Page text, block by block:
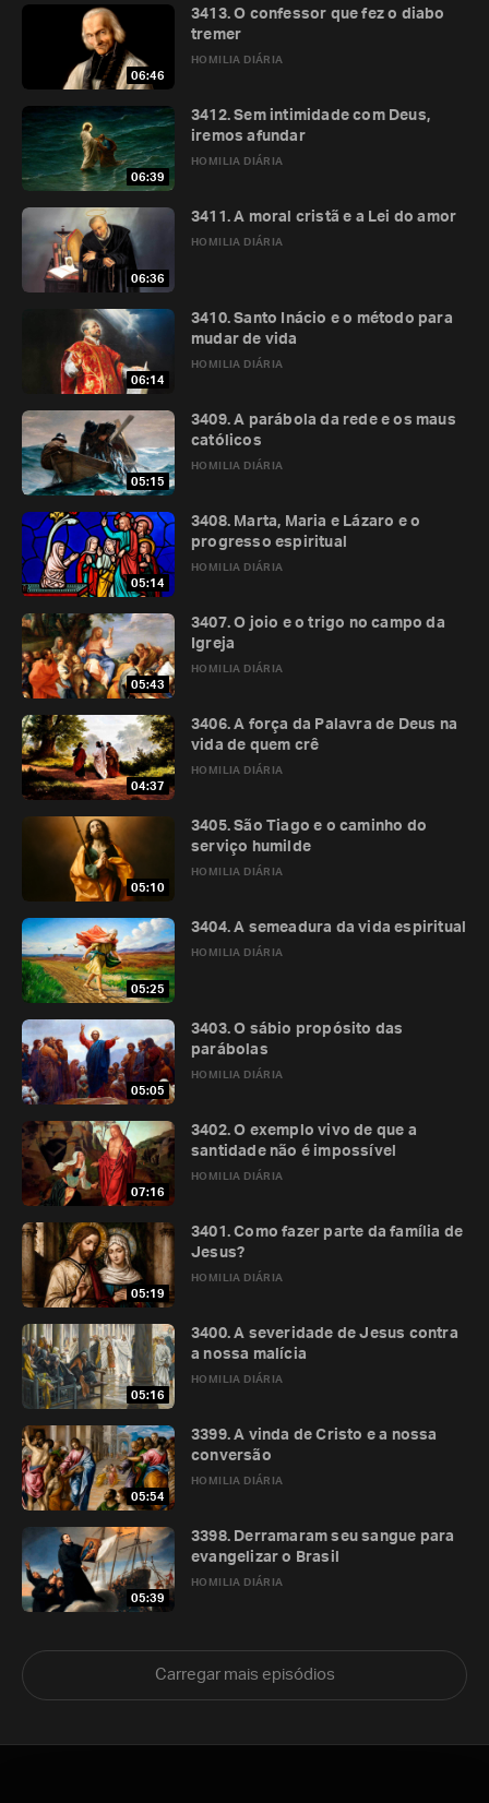
06:46
HOMILIA DIÁRIA
3413. O confessor que fez o diabo
tremer
06:39
HOMILIA DIÁRIA
3412. Sem intimidade com Deus,
iremos afundar
06:36
HOMILIA DIÁRIA
3411. A moral cristã e a Lei do amor
06:14
HOMILIA DIÁRIA
3410. Santo Inácio e o método para
mudar de vida
05:15
HOMILIA DIÁRIA
3409. A parábola da rede e os maus
católicos
05:14
HOMILIA DIÁRIA
3408. Marta, Maria e Lázaro e o
progresso espiritual
05:43
HOMILIA DIÁRIA
3407. O joio e o trigo no campo da
Igreja
04:37
HOMILIA DIÁRIA
3406. A força da Palavra de Deus na
vida de quem crê
05:10
HOMILIA DIÁRIA
3405. São Tiago e o caminho do
serviço humilde
05:25
HOMILIA DIÁRIA
3404. A semeadura da vida espiritual
05:05
HOMILIA DIÁRIA
3403. O sábio propósito das
parábolas
07:16
HOMILIA DIÁRIA
3402. O exemplo vivo de que a
santidade não é impossível
05:19
HOMILIA DIÁRIA
3401. Como fazer parte da família de
Jesus?
05:16
HOMILIA DIÁRIA
3400. A severidade de Jesus contra
a nossa malícia
05:54
HOMILIA DIÁRIA
3399. A vinda de Cristo e a nossa
conversão
05:39
HOMILIA DIÁRIA
3398. Derramaram seu sangue para
evangelizar o Brasil
Carregar mais episódios